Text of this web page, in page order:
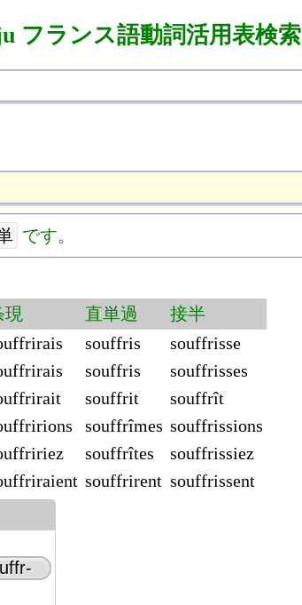
フランス語動詞活用表検索
です。
現 直単過
接半
souffris
souffrisse
souffris
souffrisses
souffrit
souffrît
souffrîmes souffrissions
souffrîtes
souffrissiez
souffrirent souffrissent